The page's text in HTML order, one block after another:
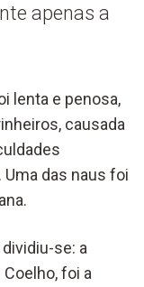
apenas a
lenta e penosa,
causada
das naus foi
se: a
foi a